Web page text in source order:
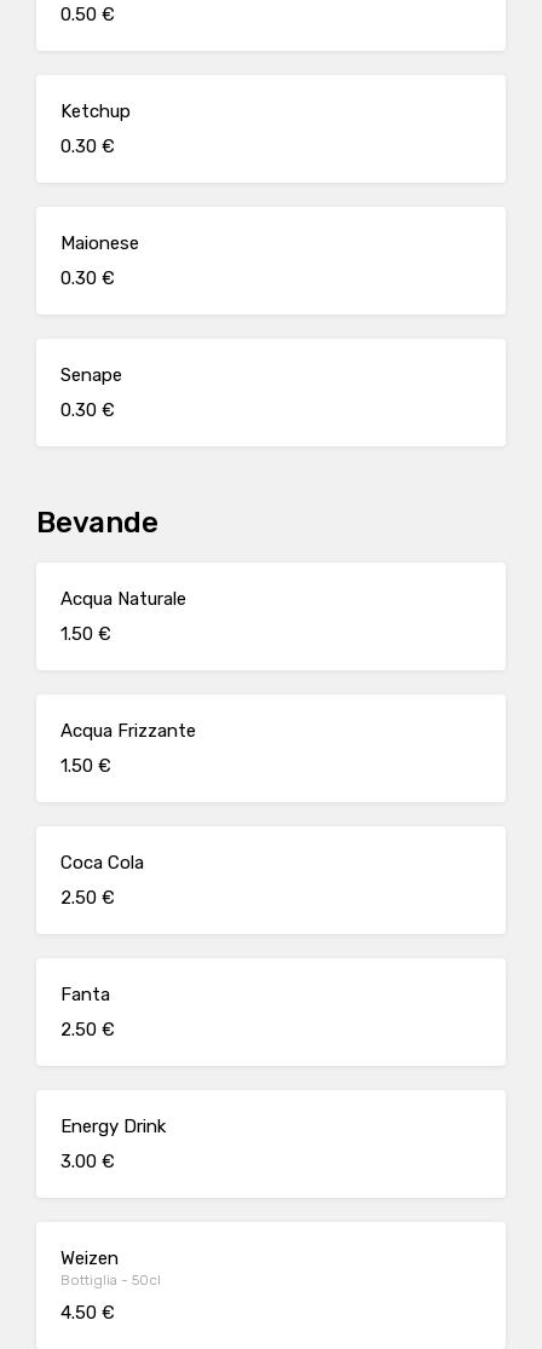
0.50 €
Ketchup
0.30 €
Maionese
0.30 €
Senape
0.30 €
Bevande
Acqua Naturale
1.50 €
Acqua Frizzante
1.50 €
Coca Cola
2.50 €
Fanta
2.50 €
Energy Drink
3.00 €
Weizen
Bottiglia - 50cl
4.50 €